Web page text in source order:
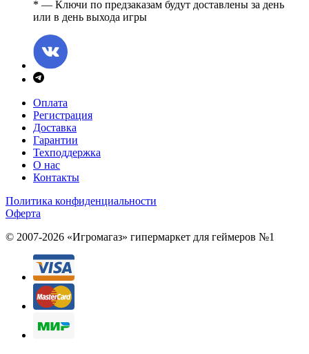
* — Ключи по предзаказам будут доставлены за день
или в день выхода игры
Оплата
Регистрация
Доставка
Гарантии
Техподдержка
О нас
Контакты
Политика конфиденциальности
Оферта
© 2007-2026 «Игромагаз» гипермаркет для геймеров №1